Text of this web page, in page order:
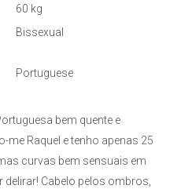
60 kg
Bissexual
Portuguese
bem quente e
me Raquel e tenho apenas 25
curvas bem sensuais em
delirar! Cabelo pelos ombros,